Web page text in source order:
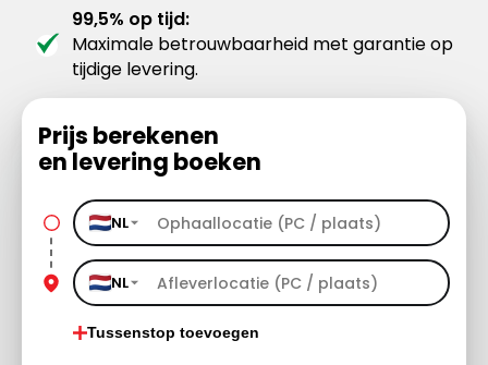
99,5% op tijd:
Maximale betrouwbaarheid met garantie op
tijdige levering.
Prijs berekenen
en levering boeken
NL
NL
Tussenstop toevoegen